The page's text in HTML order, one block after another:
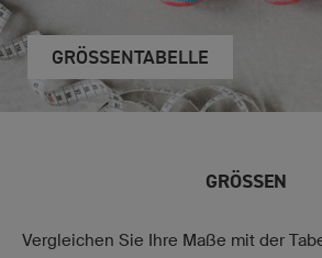
GRÖSSENTABELLE
GRÖSSEN
Vergleichen Sie Ihre Maße mit der